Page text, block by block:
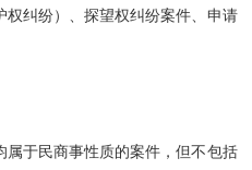
纠纷）、探望权纠纷案件、申请
于民商事性质的案件，但不包括